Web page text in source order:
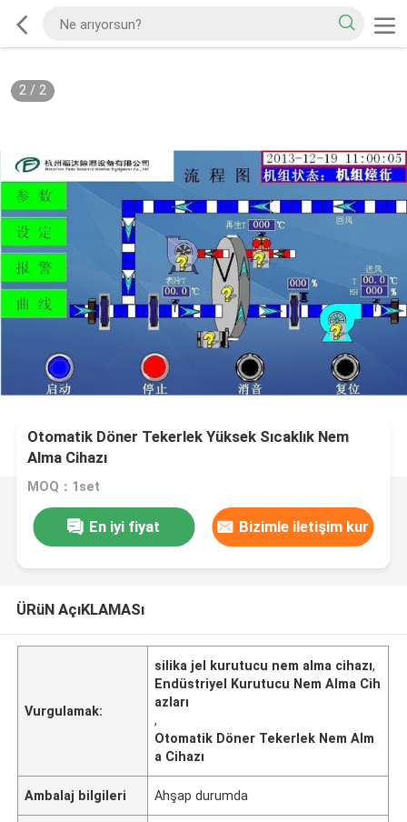
2/ 2
Otomatik Döner Tekerlek Yüksek Sıcaklık Nem
Alma Cihazı
MOQ：1set
En iyi fiyat Bizimle iletişim kur
ÜRüN AçıKLAMASı
Vurgulamak:
silika jel kurutucu nem alma cihazı,
Endüstriyel Kurutucu Nem Alma Cih
azları
,
Otomatik Döner Tekerlek Nem Alm
a Cihazı
Ambalaj bilgileri Ahşap durumda